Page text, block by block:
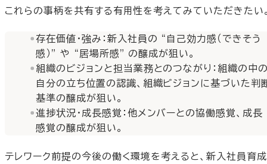
これらの事柄を共有する有用性を考えてみていただきたい
存在価値・強み：新入社員の “自己効力感（できそう
感）” や “居場所感” の醸成が狙い。
組織のビジョンと担当業務とのつながり：組織の中
自分の立ち位置の認識、組織ビジョンに基づいた判
基準の醸成が狙い。
進捗状況・成長感覚：他メンバーとの協働感覚、成長
感覚の醸成が狙い。
テレワーク前提の今後の働く環境を考えると、新入社員育成